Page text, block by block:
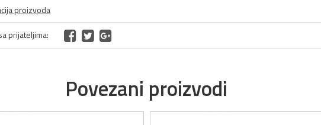
proizvoda
prijateljima:
Povezani proizvodi